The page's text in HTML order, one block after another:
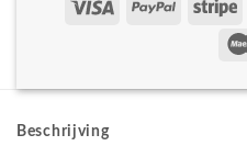
Beschrijving